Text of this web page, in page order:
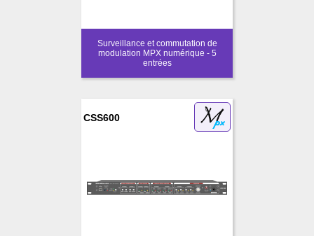
Surveillance et commutation de
modulation MPX numérique - 5
entrées
CSS600